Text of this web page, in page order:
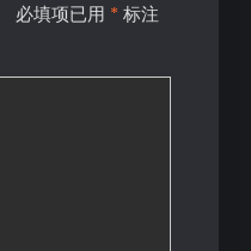
必填项已用 *标注